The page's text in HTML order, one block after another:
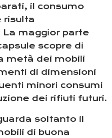
il consumo
risulta
maggior parte
scopre di
metà dei mobili
di dimensioni
minori consumi
dei rifiuti futuri.
soltanto il
di buona